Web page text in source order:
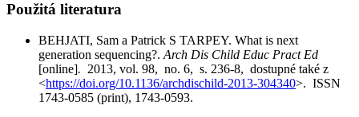
Použitá literatura
BEHJATI, Sam a Patrick S TARPEY. What is next
generation sequencing?. Arch Dis Child Educ Pract Ed
[online]. 2013, vol. 98, no. 6, s. 236-8, dostupné také z
<https://doi.org/10.1136/archdischild-2013-304340>. ISSN
1743-0585 (print), 1743-0593.